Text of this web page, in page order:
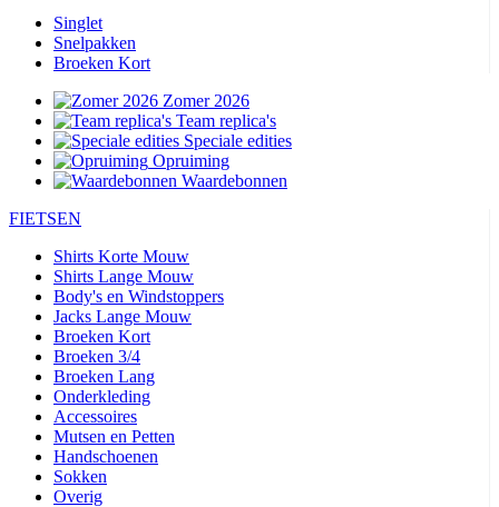
Singlet
Snelpakken
Broeken Kort
Zomer 2026
Team replica's
Speciale edities
Opruiming
Waardebonnen
FIETSEN
Shirts Korte Mouw
Shirts Lange Mouw
Body's en Windstoppers
Jacks Lange Mouw
Broeken Kort
Broeken 3/4
Broeken Lang
Onderkleding
Accessoires
Mutsen en Petten
Handschoenen
Sokken
Overig